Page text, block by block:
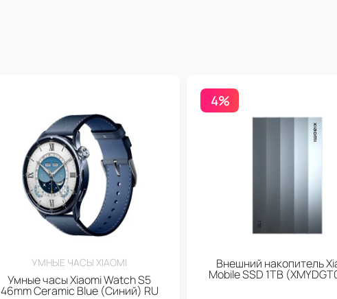
УМНЫЕ ЧАСЫ XIAOMI
Умные часы Xiaomi Watch S5
46mm Ceramic Blue (Синий) RU
4%
Внешний накопитель
Mobile SSD 1TB